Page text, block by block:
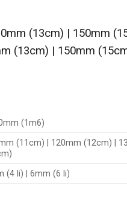
(13cm) | 150mm
(13cm) | 150mm
(1m6)
(11cm) | 120mm (12cm) |
(4 li) | 6mm (6 li)